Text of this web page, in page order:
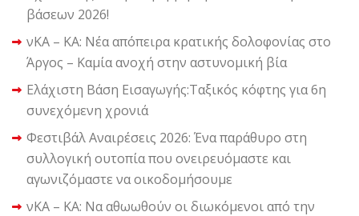
βάσεων 2026!
νΚΑ – ΚΑ: Νέα απόπειρα κρατικής δολοφονίας στο
Άργος – Καμία ανοχή στην αστυνομική βία
Ελάχιστη Βάση Εισαγωγής:Ταξικός κόφτης για 6η
συνεχόμενη χρονιά
Φεστιβάλ Αναιρέσεις 2026: Ένα παράθυρο στη
συλλογική ουτοπία που ονειρευόμαστε και
αγωνιζόμαστε να οικοδομήσουμε
νΚΑ – ΚΑ: Να αθωωθούν οι διωκόμενοι από την